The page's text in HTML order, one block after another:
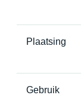
Plaatsing
Gebruik